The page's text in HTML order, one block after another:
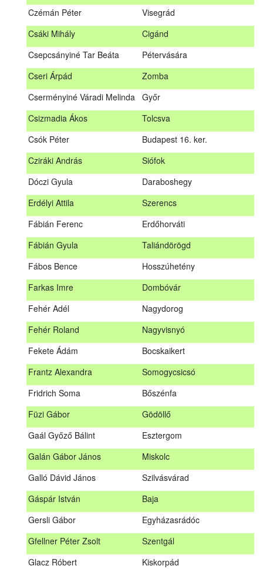
Czémán Péter
Visegrád
Csáki Mihály
Cigánd
Csepcsányiné Tar Beáta
Pétervására
Cseri Árpád
Zomba
Cserményiné Váradi Melinda Győr
Csizmadia Ákos
Tolcsva
Csók Péter
Budapest 16. ker.
Cziráki András
Siófok
Dóczi Gyula
Daraboshegy
Erdélyi Attila
Szerencs
Fábián Ferenc
Erdőhorváti
Fábián Gyula
Taliándörögd
Fábos Bence
Hosszúhetény
Farkas Imre
Dombóvár
Fehér Adél
Nagydorog
Fehér Roland
Nagyvisnyó
Fekete Ádám
Bocskaikert
Frantz Alexandra
Somogycsicsó
Fridrich Soma
Bőszénfa
Füzi Gábor
Gödöllő
Gaál Győző Bálint
Esztergom
Galán Gábor János
Miskolc
Galló Dávid János
Szilvásvárad
Gáspár István
Baja
Gersli Gábor
Egyházasrádóc
Gfellner Péter Zsolt
Szentgál
Glacz Róbert
Kiskorpád
Várdomb
Bodor Botond
Szentgál
Boross László
Bődy Miklós
Bús Ákos
Hőgyész
Barcs
Cseri Árpád
Cserményiné Váradi Melinda
Csók Péter
Budapest 16. ker.
Daraboshegy
Erdőhorváti
Taliándörögd
Dombóvár
Fekete Ádám
Bocskaikert
Gaál Győző Bálint
Esztergom
Miskolc
Szilvásvárad